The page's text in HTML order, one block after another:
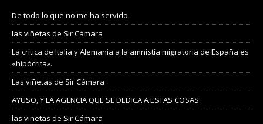
De todo lo que no me ha servido.
las viñetas de Sir Cámara
La crítica de Italia y Alemania a la amnistía migratoria de España es
«hipócrita».
Las viñetas de Sir Cámara
AYUSO, Y LA AGENCIA QUE SE DEDICA A ESTAS COSAS
las viñetas de Sir Cámara